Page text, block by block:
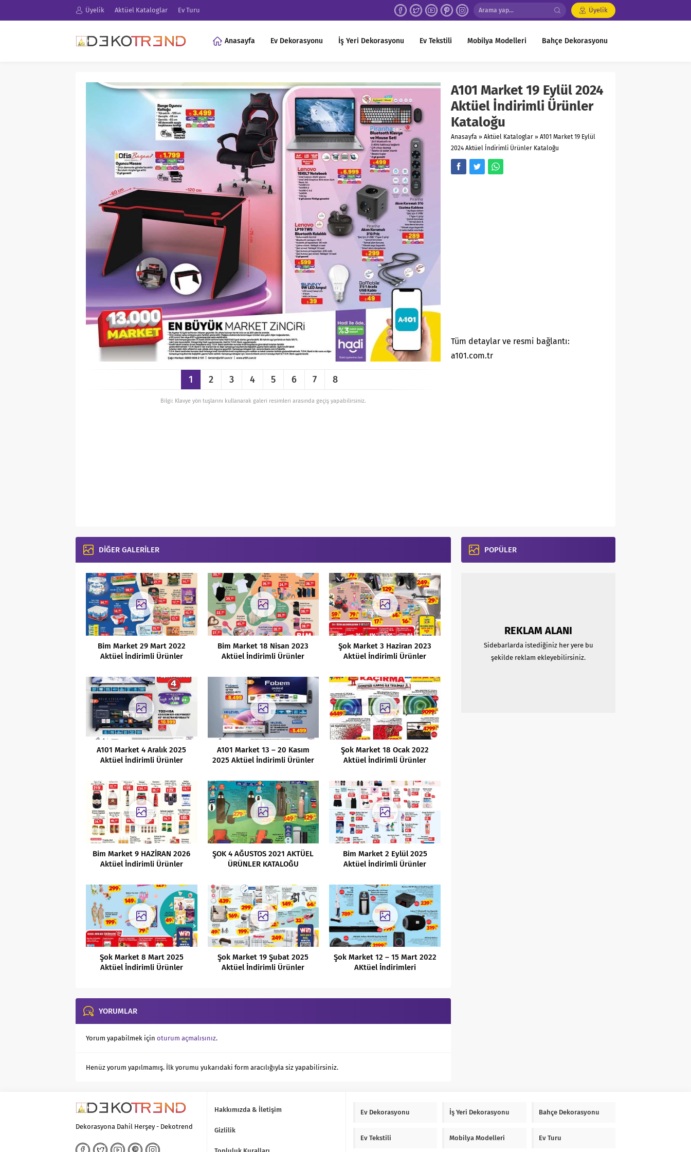
Üyelik Aktüel Kataloglar Ev Turu Üyelik
Anasayfa Ev Dekorasyonu İş Yeri Dekorasyonu Ev Tekstili Mobilya Modelleri Bahçe Dekorasyonu
1 2 3 4 5 6 7 8
Bilgi: Klavye yön tuşlarını kullanarak galeri resimleri arasında geçiş yapabilirsiniz.
A101 Market 19 Eylül 2024
Aktüel İndirimli Ürünler
Kataloğu
Anasayfa » Aktüel Kataloglar » A101 Market 19 Eylül
2024 Aktüel İndirimli Ürünler Kataloğu
Tüm detaylar ve resmi bağlantı:
a101.com.tr
DİĞER GALERİLER
Bim Market 29 Mart 2022
Aktüel İndirimli Ürünler
Bim Market 18 Nisan 2023
Aktüel İndirimli Ürünler
Şok Market 3 Haziran 2023
Aktüel İndirimli Ürünler
A101 Market 4 Aralık 2025
Aktüel İndirimli Ürünler
A101 Market 13 – 20 Kasım
2025 Aktüel İndirimli Ürünler
Şok Market 18 Ocak 2022
Aktüel İndirimli Ürünler
Bim Market 9 HAZİRAN 2026
Aktüel İndirimli Ürünler
ŞOK 4 AĞUSTOS 2021 AKTÜEL
ÜRÜNLER KATALOĞU
Bim Market 2 Eylül 2025
Aktüel İndirimli Ürünler
Şok Market 8 Mart 2025
Aktüel İndirimli Ürünler
Şok Market 19 Şubat 2025
Aktüel İndirimli Ürünler
Şok Market 12 – 15 Mart 2022
AKtüel İndirimleri
YORUMLAR
Yorum yapabilmek için oturum açmalısınız.
Henüz yorum yapılmamış. İlk yorumu yukarıdaki form aracılığıyla siz yapabilirsiniz.
POPÜLER
REKLAM ALANI
Sidebarlarda istediğiniz her yere bu
şekilde reklam ekleyebilirsiniz.
Dekorasyona Dahil Herşey - Dekotrend
Hakkımızda & İletişim
Gizlilik
Ev Dekorasyonu İş Yeri Dekorasyonu Bahçe Dekorasyonu
Ev Tekstili Mobilya Modelleri Ev Turu